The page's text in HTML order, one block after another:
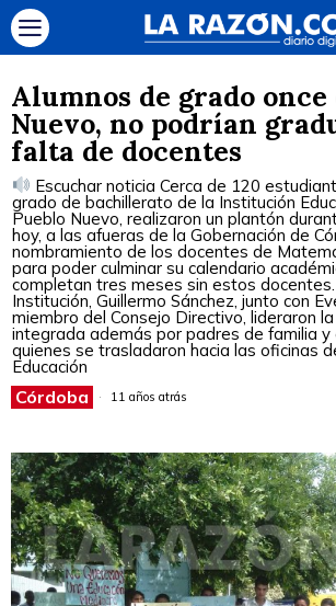
Alumnos de grado once
Nuevo, no podrían
falta de docentes
Escuchar noticia Cerca de 120
grado de bachillerato de la Institución
Pueblo Nuevo, realizaron un plantón
hoy, a las afueras de la Gobernación de
nombramiento de los docentes de
para poder culminar su calendario
completan tres meses sin estos
Institución, Guillermo Sánchez, junto con
miembro del Consejo Directivo, lideraron la
integrada además por padres de familia y
quienes se trasladaron hacia las oficinas
Educación
Córdoba 11 años atrás